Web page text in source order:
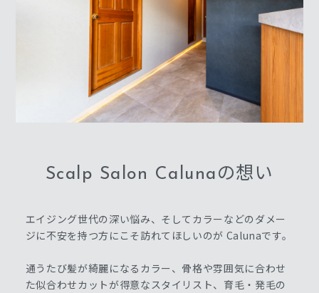
Scalp Salon Calunaの想い
エイジング世代の深い悩み、そしてカラーなどのダメー
ジに不安を持つ方にこそ訪れてほしいのが Calunaです。
通うたび髪が綺麗になるカラー、骨格や雰囲気に合わせ
た似合わせカットが得意なスタイリスト、育毛・発毛の